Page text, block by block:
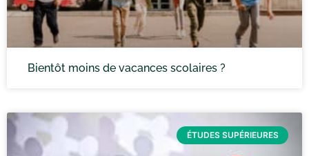
Bientôt moins de vacances scolaires ?
ÉTUDES SUPÉRIEURES